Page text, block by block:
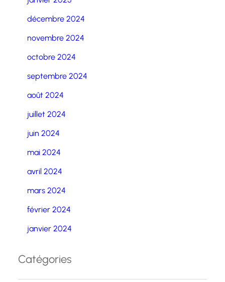
décembre 2024
novembre 2024
octobre 2024
septembre 2024
août 2024
juillet 2024
juin 2024
mai 2024
avril 2024
mars 2024
février 2024
janvier 2024
Catégories